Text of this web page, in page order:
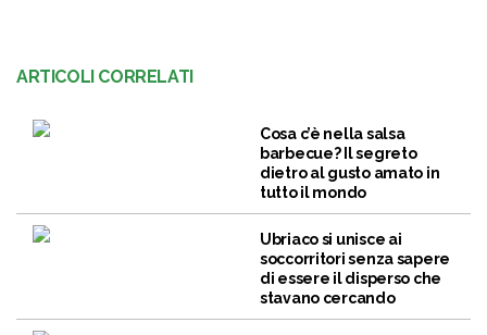
ARTICOLI CORRELATI
Cosa c’è nella salsa
barbecue? Il segreto
dietro al gusto amato in
tutto il mondo
Ubriaco si unisce ai
soccorritori senza sapere
di essere il disperso che
stavano cercando